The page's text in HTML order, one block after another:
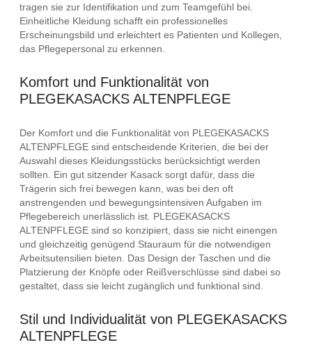
tragen sie zur Identifikation und zum Teamgefühl bei.
Einheitliche Kleidung schafft ein professionelles
Erscheinungsbild und erleichtert es Patienten und Kollegen,
das Pflegepersonal zu erkennen.
Komfort und Funktionalität von
PLEGEKASACKS ALTENPFLEGE
Der Komfort und die Funktionalität von PLEGEKASACKS
ALTENPFLEGE sind entscheidende Kriterien, die bei der
Auswahl dieses Kleidungsstücks berücksichtigt werden
sollten. Ein gut sitzender Kasack sorgt dafür, dass die
Trägerin sich frei bewegen kann, was bei den oft
anstrengenden und bewegungsintensiven Aufgaben im
Pflegebereich unerlässlich ist. PLEGEKASACKS
ALTENPFLEGE sind so konzipiert, dass sie nicht einengen
und gleichzeitig genügend Stauraum für die notwendigen
Arbeitsutensilien bieten. Das Design der Taschen und die
Platzierung der Knöpfe oder Reißverschlüsse sind dabei so
gestaltet, dass sie leicht zugänglich und funktional sind.
Stil und Individualität von PLEGEKASACKS
ALTENPFLEGE